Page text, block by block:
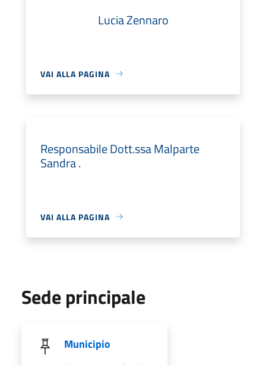
Lucia Zennaro
VAI ALLA PAGINA
Responsabile Dott.ssa Malparte
Sandra .
VAI ALLA PAGINA
Sede principale
Municipio